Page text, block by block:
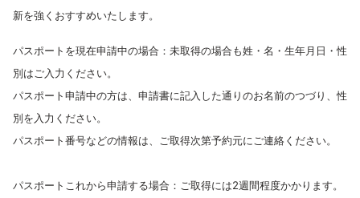
新を強くおすすめいたします。
パスポートを現在申請中の場合：未取得の場合も姓・名・生年月日・性
別はご入力ください。
パスポート申請中の方は、申請書に記入した通りのお名前のつづり、性
別を入力ください。
パスポート番号などの情報は、ご取得次第予約元にご連絡ください。
パスポートこれから申請する場合：ご取得には2週間程度かかります。